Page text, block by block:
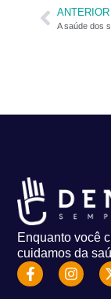
ANTERIOR
Enquanto você
cuidamos da